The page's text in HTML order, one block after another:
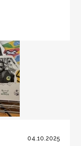
04.10.2025